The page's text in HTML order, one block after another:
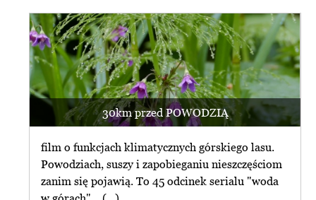
30km przed POWODZIĄ
film o funkcjach klimatycznych górskiego lasu.
Powodziach, suszy i zapobieganiu nieszczęściom
zanim się pojawią. To 45 odcinek serialu "woda